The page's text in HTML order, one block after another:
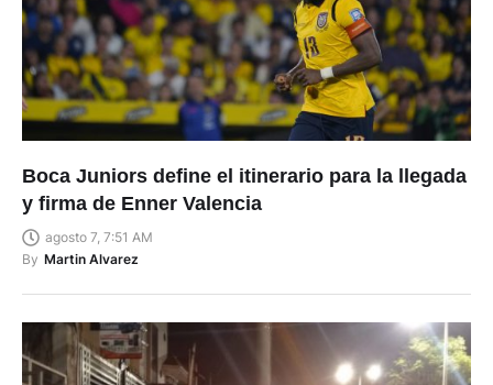
Boca Juniors define el itinerario para la llegada
y firma de Enner Valencia
agosto 7, 7:51 AM
By Martin Alvarez